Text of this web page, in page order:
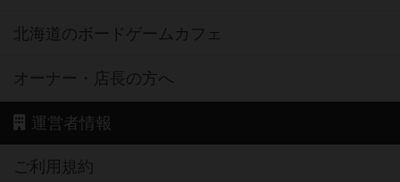
北海道のボードゲームカフェ
オーナー・店長の方へ
運営者情報
ご利用規約